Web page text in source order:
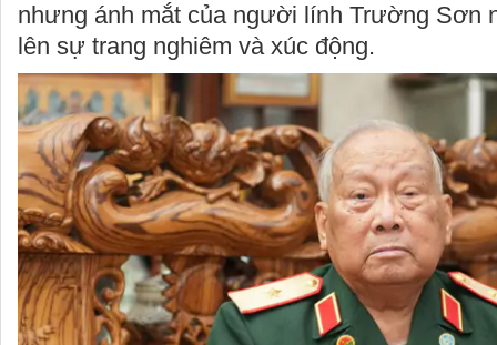
nhưng ánh mắt của người lính Trường Sơn
lên sự trang nghiêm và xúc động.